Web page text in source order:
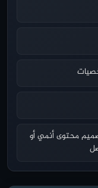
محتوى أنمي أو